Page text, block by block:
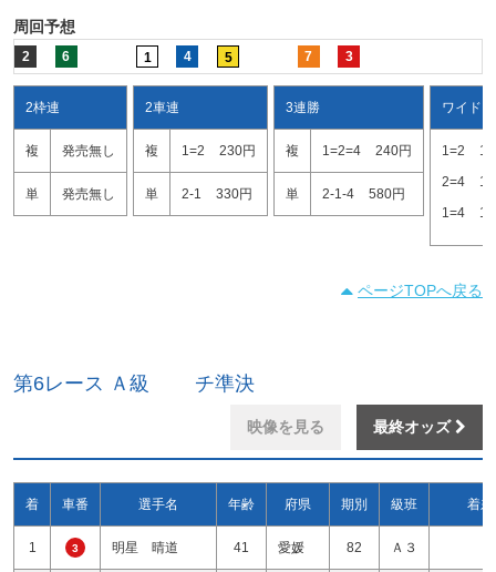
周回予想
2 6 1 4 5 7 3
2枠連
複 発売無し
単 発売無し
2車連
複 1=2 230円
単 2-1 330円
3連勝
複 1=2=4 240円
単 2-1-4 580円
ワイド
1=2
2=4
1=4
ページTOPへ戻る
第6レース Ａ級 チ準決
映像を見る 最終オッズ
着 車番 選手名 年齢 府県 期別 級班 着差
1 3 明星 晴道 41 愛媛 82 Ａ３